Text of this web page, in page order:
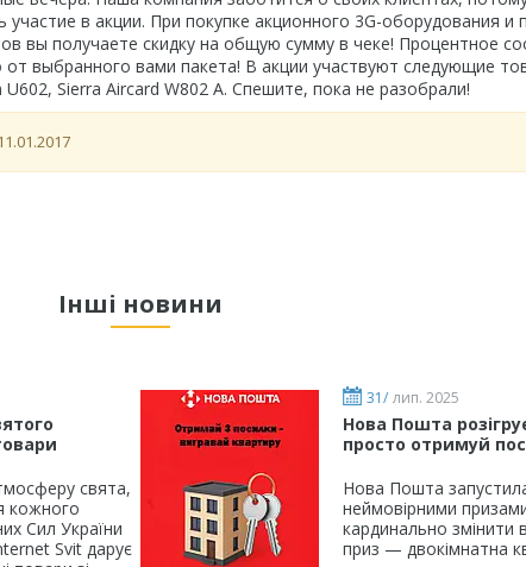
участие в акции. При покупке акционного 3G-оборудования и
вы получаете скидку на общую сумму в чеке! Процентное
от выбранного вами пакета! В акции участвуют следующие
U602, Sierra Aircard W802 А. Спешите, пока не разобрали!
Інші новини
свята,
кожного
Сил України
Svit дарує
31/ лип. 2025
Нова Пошта
просто отримуй
Нова Пошта
неймовірними
кардинально
приз — двокімнатна